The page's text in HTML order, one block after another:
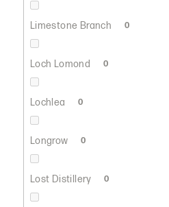
Limestone Branch 0
Loch Lomond 0
Lochlea 0
Longrow 0
Lost Distillery 0